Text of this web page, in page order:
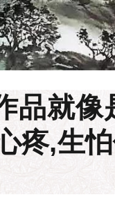
品就
疼,生